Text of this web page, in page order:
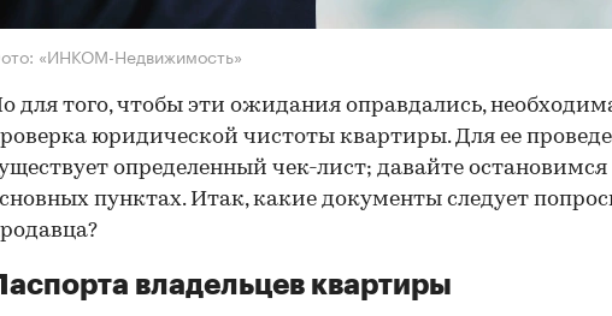
«ИНКОМ-Недвижимость»
для того, чтобы эти ожидания оправдались,
юридической чистоты квартиры. Для ее
определенный чек-лист; давайте остановимся
пунктах. Итак, какие документы следует
владельцев квартиры